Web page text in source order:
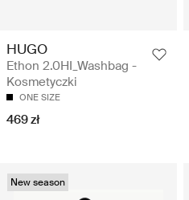
HUGO
Ethon 2.0HI_Washbag -
Kosmetyczki
ONE SIZE
469 zł
New season